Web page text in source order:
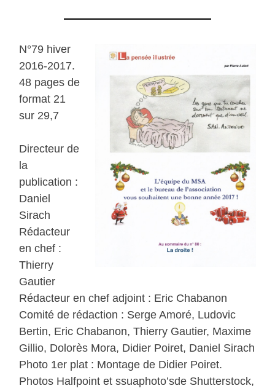
N°79 hiver
2016-2017.
48 pages de
format 21
sur 29,7
Directeur de
la
publication :
Daniel
Sirach
Rédacteur
en chef :
Thierry
Gautier
Rédacteur en chef adjoint : Eric Chabanon
Comité de rédaction : Serge Amoré, Ludovic
Bertin, Eric Chabanon, Thierry Gautier, Maxime
Gillio, Dolorès Mora, Didier Poiret, Daniel Sirach
Photo 1er plat : Montage de Didier Poiret.
Photos Halfpoint et ssuaphoto’sde Shutterstock,